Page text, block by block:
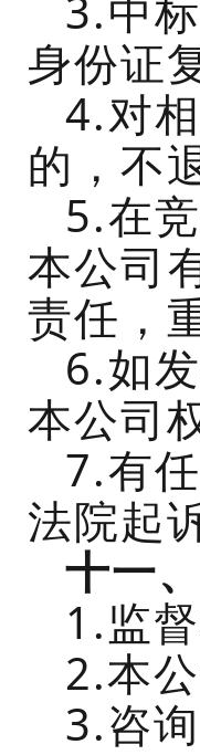
3.中标
身份证
4.对
的，不
5.在
本公司
责任，
6.如
本公司
7.有
法院起
十一
1.监
2.本
3.咨